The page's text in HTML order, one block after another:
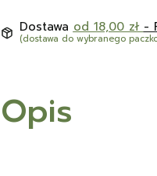
Dostawa od 18,00 zł -
(dostawa do wybranego
Opis